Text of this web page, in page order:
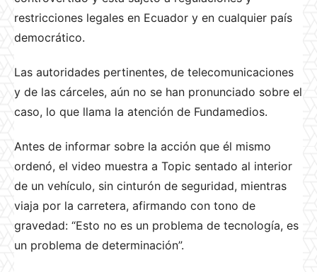
restricciones legales en Ecuador y en cualquier país
democrático.
Las autoridades pertinentes, de telecomunicaciones
y de las cárceles, aún no se han pronunciado sobre el
caso, lo que llama la atención de Fundamedios.
Antes de informar sobre la acción que él mismo
ordenó, el video muestra a Topic sentado al interior
de un vehículo, sin cinturón de seguridad, mientras
viaja por la carretera, afirmando con tono de
gravedad: “Esto no es un problema de tecnología, es
un problema de determinación”.